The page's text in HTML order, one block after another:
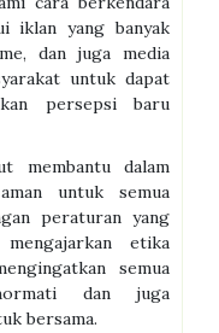
iklan yang banyak
dan juga media
untuk dapat
persepsi baru
membantu dalam
untuk semua
peraturan yang
etika
semua
dan juga
bersama.